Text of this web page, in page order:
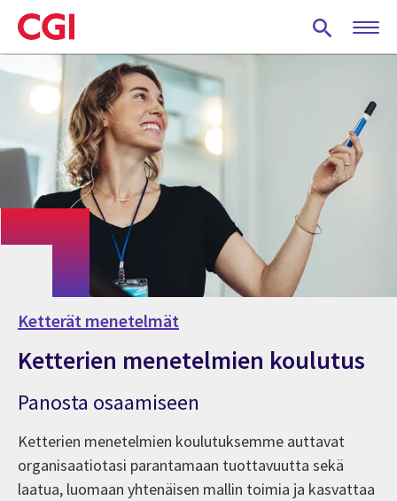
Skip
to
main
content
Ketterät menetelmät
Ketterien menetelmien koulutus
Panosta osaamiseen
Ketterien menetelmien koulutuksemme auttavat
organisaatiotasi parantamaan tuottavuutta sekä
laatua, luomaan yhtenäisen mallin toimia ja kasvattaa